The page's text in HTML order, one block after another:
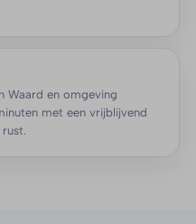
Waard en omgeving
met een vrijblijvend